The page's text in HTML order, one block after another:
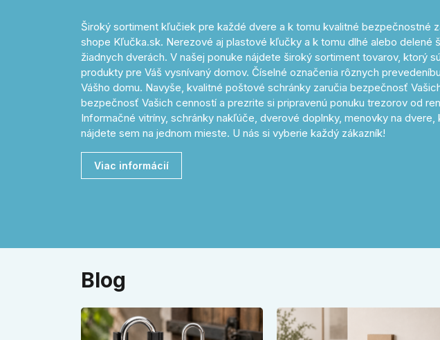
Široký sortiment kľučiek pre každé dvere a k tomu kvalitné bezpečnostné
shope Kľučka.sk. Nerezové aj plastové kľučky a k tomu dlhé alebo delené
žiadnych dverách. V našej ponuke nájdete široký sortiment tovarov, ktorý
produkty pre Váš vysnívaný domov. Číselné označenia rôznych
Vášho domu. Navyše, kvalitné poštové schránky zaručia bezpečnosť
bezpečnosť Vašich cenností a prezrite si pripravenú ponuku trezorov od
Informačné vitríny, schránky nakľúče, dverové doplnky, menovky na dvere,
nájdete sem na jednom mieste. U nás si vyberie každý zákazník!
Viac informácií
Blog